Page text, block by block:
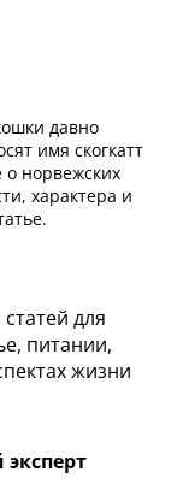
давно
имя скогкатт
о норвежских
характера и
для
питании,
жизни